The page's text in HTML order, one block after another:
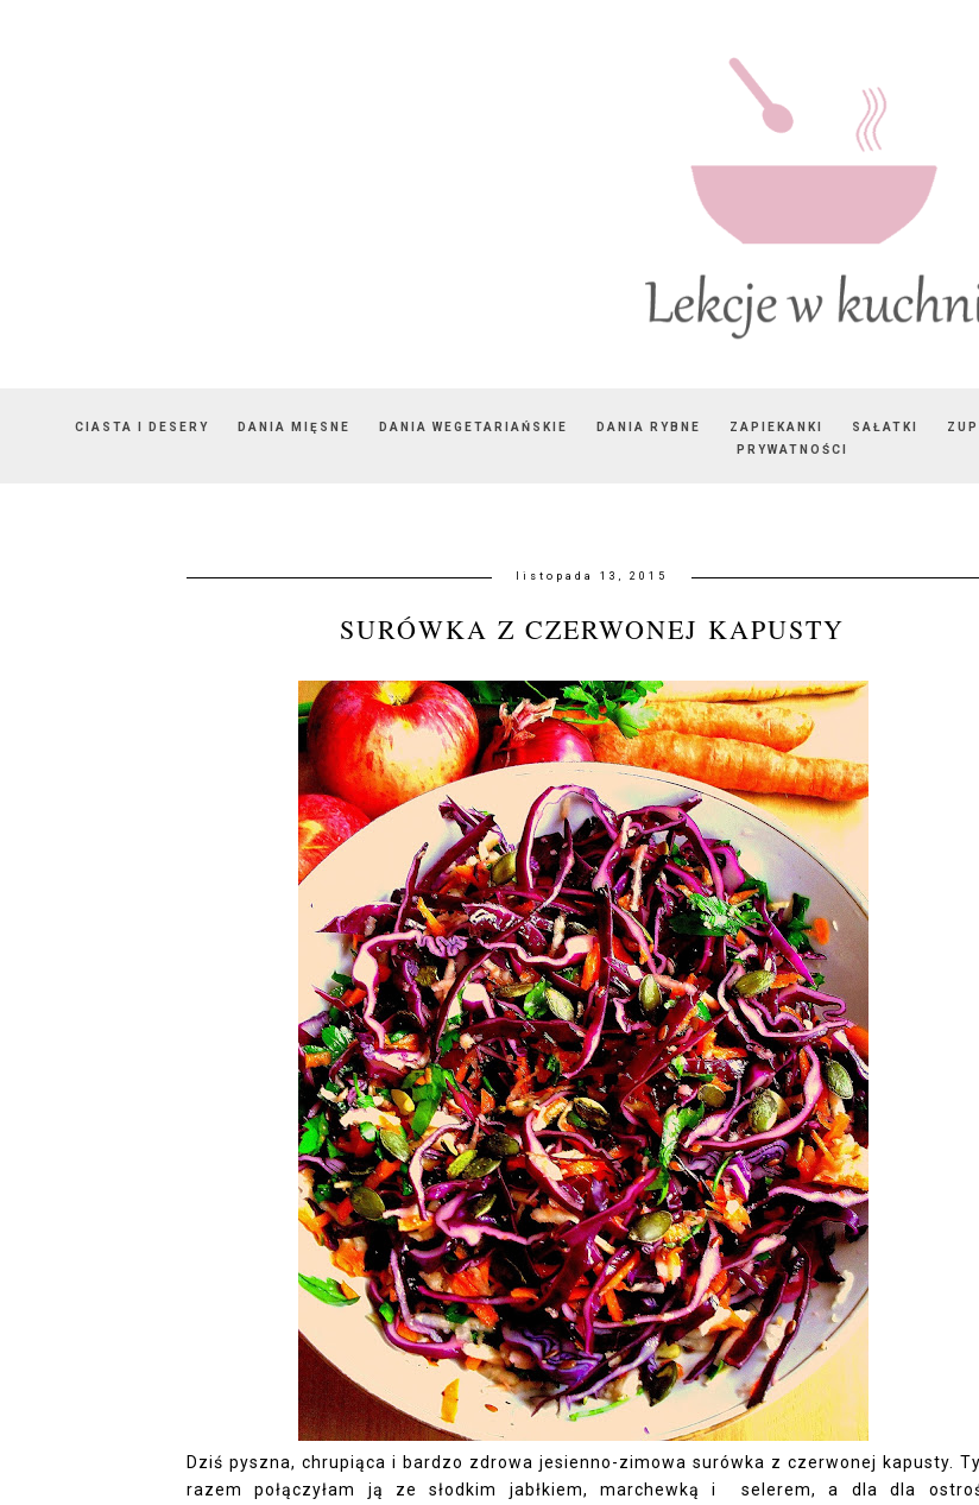
CIASTA I DESERY DANIA MIĘSNE DANIA WEGETARIAŃSKIE DANIA RYBNE ZAPIEKANKI SAŁATKI
PRYWATNOŚCI
listopada 13, 2015
SURÓWKA Z CZERWONEJ KAPUSTY
Dziś pyszna, chrupiąca i bardzo zdrowa jesienno-zimowa surówka z czerwonej kapusty.
razem połączyłam ją ze słodkim jabłkiem, marchewką i selerem, a dla dla